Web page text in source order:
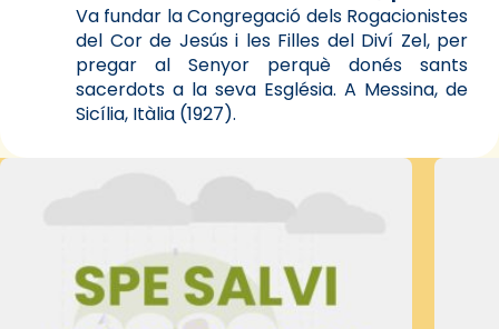
Va fundar la Congregació dels Rogacionistes
del Cor de Jesús i les Filles del Diví Zel, per
pregar al Senyor perquè donés sants
sacerdots a la seva Església. A Messina, de
Sicília, Itàlia (1927).